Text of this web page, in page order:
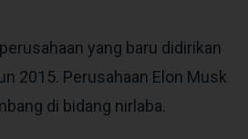
yang baru didirikan
2015. Perusahaan Elon Musk
di bidang nirlaba.